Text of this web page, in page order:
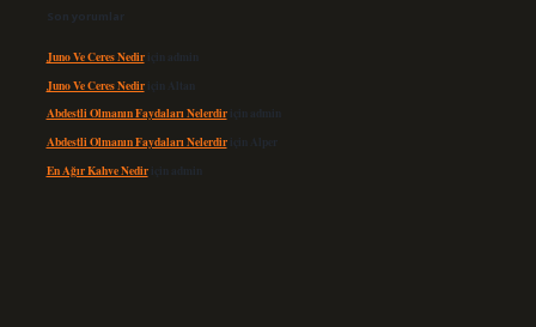
Son yorumlar
Juno Ve Ceres Nediriçin admin
Juno Ve Ceres Nediriçin Altan
Abdestli Olmanın Faydaları Nelerdiriçin admin
Abdestli Olmanın Faydaları Nelerdiriçin Alper
En Ağır Kahve Nediriçin admin